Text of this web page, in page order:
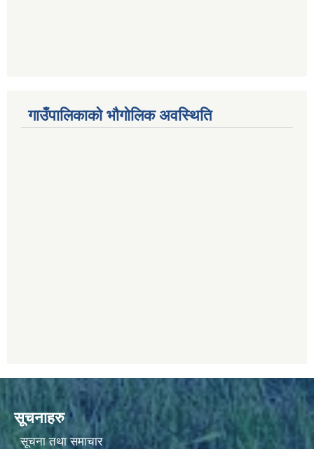
गाउँपालिकाको भौगोलिक अवस्थिति
सूचनाहरु
सूचना तथा समाचार